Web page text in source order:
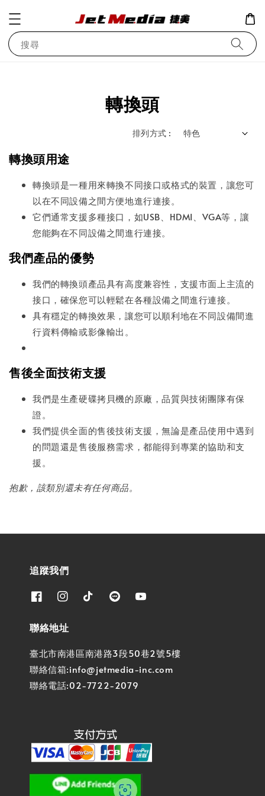
搜尋
轉換頭
排列方式 :
轉換頭用途
轉換頭是一種用來轉換不同接口或格式的裝置，讓您可
以在不同設備之間方便地進行連接。
它們通常支援多種接口，如USB、HDMI、VGA等，讓
您能夠在不同設備之間進行連接。
我們產品的優勢
我們的轉換頭產品具有高度兼容性，支援市面上主流的
接口，確保您可以輕鬆在各種設備之間進行連接。
具有穩定的轉換效果，讓您可以順利地在不同設備間進
行資料傳輸或影像輸出。
售後全面技術支援
我們是生產硬碟拷貝機的原廠，品質與技術團隊有保
證。
我們提供全面的售後技術支援，無論是產品使用中遇到
的問題還是售後服務需求，都能得到專業的協助和支
援。
抱歉，該類別還未有任何商品。
追蹤我們
聯絡地址
臺北市南港區南港路3段50巷2號5樓
聯絡信箱:info@jetmedia-inc.com
聯絡電話:02-7722-2079